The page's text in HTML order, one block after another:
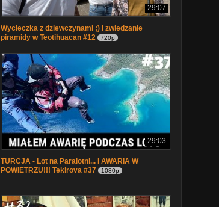
29:07
Wycieczka z dziewczynami ;) i zwiedzanie
piramidy w Teotihuacan #12
720p
29:03
TURCJA - Lot na Paralotni... I AWARIA W
POWIETRZU!!! Tekirova #37
1080p